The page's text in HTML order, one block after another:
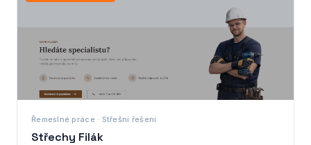
Řemeslné práce · Střešní řešení
Střechy Filák